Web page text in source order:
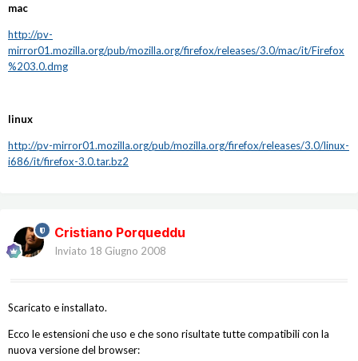
mac
http://pv-
mirror01.mozilla.org/pub/mozilla.org/firefox/releases/3.0/mac/it/Firefox
%203.0.dmg
linux
http://pv-mirror01.mozilla.org/pub/mozilla.org/firefox/releases/3.0/linux-
i686/it/firefox-3.0.tar.bz2
Cristiano Porqueddu
Inviato 18 Giugno 2008
Scaricato e installato.
Ecco le estensioni che uso e che sono risultate tutte compatibili con la
nuova versione del browser: